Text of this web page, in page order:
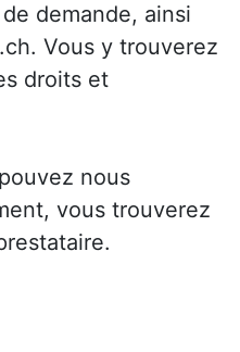
demande, ainsi
Vous y trouverez
droits et
nous
vous trouverez